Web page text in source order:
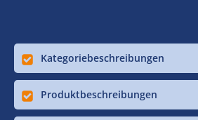
Kategoriebeschreibungen
Produktbeschreibungen